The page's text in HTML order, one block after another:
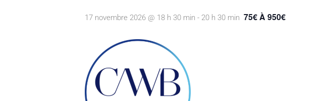
17 novembre 2026 @ 18 h 30 min - 20 h 30 min 75€ À 950€